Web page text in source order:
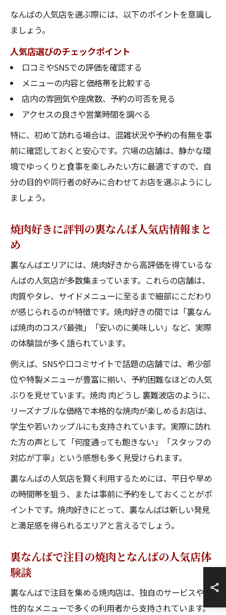
なんばの人気店を選ぶ際には、以下のポイントを意識し
ましょう。
人気店選びのチェックポイント
口コミやSNSでの評価を確認する
メニューの内容と価格帯を比較する
店内の雰囲気や座席数、予約の可否を見る
アクセスの良さや営業時間を調べる
特に、初めて訪れる場合は、混雑状況や予約の有無を事
前に確認しておくと安心です。穴場の店舗は、静かな環
境でゆっくりと食事を楽しみたい方に最適ですので、自
分の目的や同行者の好みに合わせてお店を選ぶようにし
ましょう。
焼肉好きに評判の裏なんば人気店情報まと
め
裏なんばエリアには、焼肉好きから高評価を得ているな
んばの人気店が多数集まっています。これらの店舗は、
肉質やタレ、サイドメニューに至るまで細部にこだわり
が感じられるのが特徴です。焼肉好きの間では「裏なん
ば焼肉のコスパ最強」「安いのに美味しい」など、実際
の体験談が多く語られています。
例えば、SNSや口コミサイトで話題の店舗では、希少部
位や特製メニューが豊富に揃い、予約困難なほどの人気
ぶりを見せています。焼肉 肉どうし 裏難波店のように、
リーズナブルな価格で本格的な焼肉が楽しめるお店は、
学生や若いカップルにも支持されています。実際に訪れ
た方の声として「何度通っても飽きない」「スタッフの
対応が丁寧」という感想も多く見受けられます。
裏なんばの人気店を賢く利用するためには、平日や早め
の時間帯を狙う、または事前に予約をしておくことがポ
イントです。焼肉好きにとって、裏なんばは新しい発見
と満足感を得られるエリアと言えるでしょう。
裏なんばで注目の焼肉となんばの人気店体
験談
裏なんばで注目を集める焼肉店は、独自のサービスや個
性的なメニューで多くの利用者から支持されています。